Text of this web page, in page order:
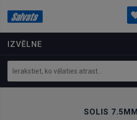
IZVĒLNE
PROFILS
Ielogoties
Izveidot kontu
SOLIS 7.5MM